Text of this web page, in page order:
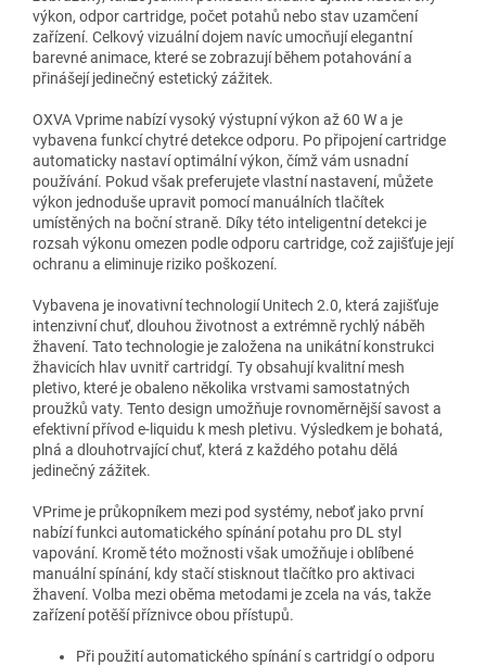
výkon, odpor cartridge, počet potahů nebo stav uzamčení
zařízení. Celkový vizuální dojem navíc umocňují elegantní
barevné animace, které se zobrazují během potahování a
přinášejí jedinečný estetický zážitek.
OXVA Vprime nabízí vysoký výstupní výkon až 60 W a je
vybavena funkcí chytré detekce odporu. Po připojení cartridge
automaticky nastaví optimální výkon, čímž vám usnadní
používání. Pokud však preferujete vlastní nastavení, můžete
výkon jednoduše upravit pomocí manuálních tlačítek
umístěných na boční straně. Díky této inteligentní detekci je
rozsah výkonu omezen podle odporu cartridge, což zajišťuje její
ochranu a eliminuje riziko poškození.
Vybavena je inovativní technologií Unitech 2.0, která zajišťuje
intenzivní chuť, dlouhou životnost a extrémně rychlý náběh
žhavení. Tato technologie je založena na unikátní konstrukci
žhavicích hlav uvnitř cartridgí. Ty obsahují kvalitní mesh
pletivo, které je obaleno několika vrstvami samostatných
proužků vaty. Tento design umožňuje rovnoměrnější savost a
efektivní přívod e-liquidu k mesh pletivu. Výsledkem je bohatá,
plná a dlouhotrvající chuť, která z každého potahu dělá
jedinečný zážitek.
VPrime je průkopníkem mezi pod systémy, neboť jako první
nabízí funkci automatického spínání potahu pro DL styl
vapování. Kromě této možnosti však umožňuje i oblíbené
manuální spínání, kdy stačí stisknout tlačítko pro aktivaci
žhavení. Volba mezi oběma metodami je zcela na vás, takže
zařízení potěší příznivce obou přístupů.
Při použití automatického spínání s cartridgí o odporu